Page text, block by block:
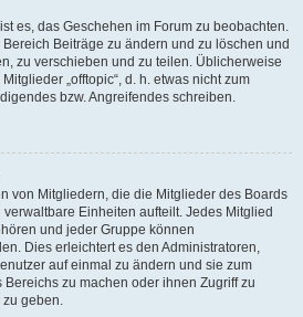
es, das Geschehen im Forum zu beobachten.
Beiträge zu ändern und zu löschen und
zu verschieben und zu teilen. Üblicherweise
„offtopic“, d. h. etwas nicht zum
bzw. Angreifendes schreiben.
von Mitgliedern, die die Mitglieder des Boards
Einheiten aufteilt. Jedes Mitglied
und jeder Gruppe können
Dies erleichtert es den Administratoren,
auf einmal zu ändern und sie zum
zu machen oder ihnen Zugriff zu
zu geben.